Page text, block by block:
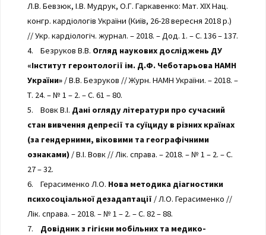
Л.В. Бевзюк, І.В. Мудрук, О.Г. Гаркавенко: Мат. XIX Нац.
конгр. кардіологів України (Київ, 26-28 вересня 2018 р.)
// Укр. кардіологіч. журнал. – 2018. – Дод. 1. – С. 136 – 137.
4. Безруков В.В. Огляд наукових досліджень ДУ
«Інститут геронтології ім. Д.Ф. Чеботарьова НАМН
України»/ В.В. Безруков // Журн. НАМН України. – 2018. –
Т. 24. – № 1 – 2. – С. 61 – 80.
5. Вовк В.І. Дані огляду літератури про сучасний
стан вивчення депресії та суїциду в різних країнах
(за гендерними, віковими та географічними
ознаками)/ В.І. Вовк // Лік. справа. – 2018. – № 1 – 2. – С.
27 – 32.
6. Герасименко Л.О. Нова методика діагностики
психосоціальної дезадаптації / Л.О. Герасименко //
Лік. справа. – 2018. – № 1 – 2. – С. 82 – 88.
7. Довідник з гігієни мобільних та медико-